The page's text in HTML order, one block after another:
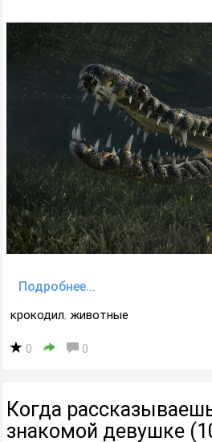
Подробнее...
крокодил, животные
0 0
Когда
знакомой девушке